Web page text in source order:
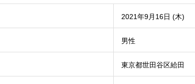
2021年9月16日 (木)
男性
東京都世田谷区給田